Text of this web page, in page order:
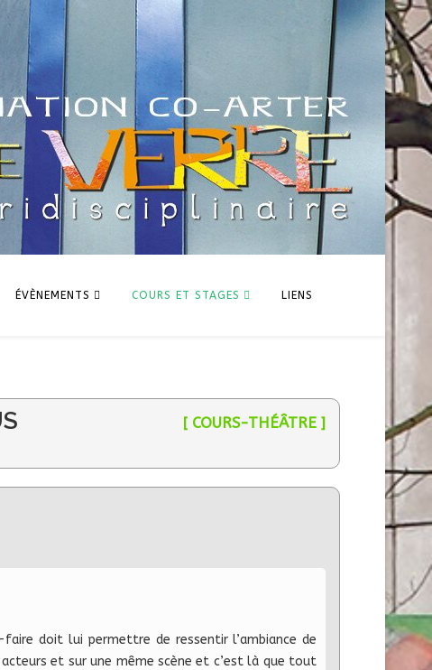
ÉVÈNEMENTS COURS ET STAGES LIENS
[ COURS-THÉÂTRE ]
doit lui permettre de ressentir l’ambiance de
et sur une même scène et c’est là que tout